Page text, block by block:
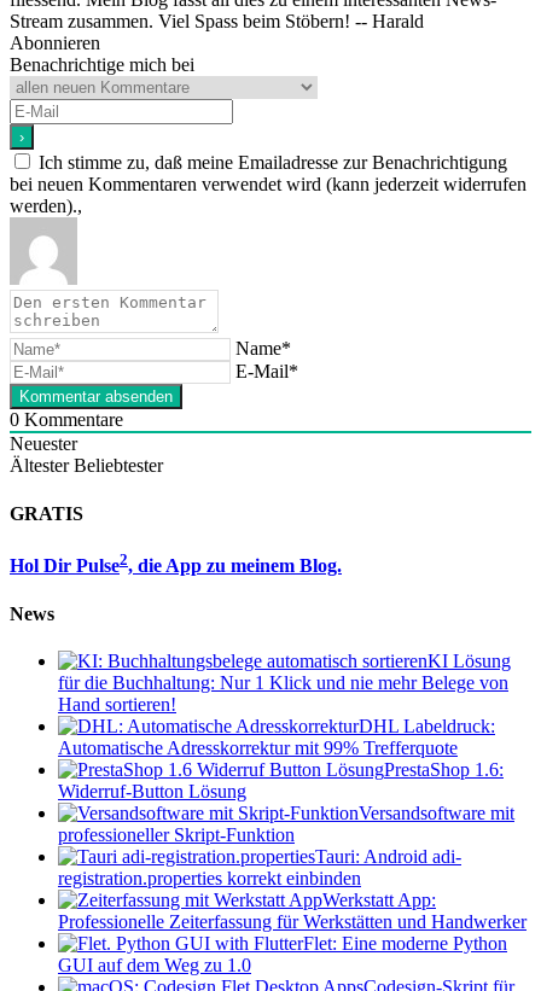
Stream zusammen. Viel Spass beim Stöbern! -- Harald
Abonnieren
Benachrichtige mich bei
Ich stimme zu, daß meine Emailadresse zur Benachrichtigung
bei neuen Kommentaren verwendet wird (kann jederzeit widerrufen
werden).,
Name*
E-Mail*
0 Kommentare
Neuester
Ältester Beliebtester
GRATIS
Hol Dir Pulse2, die App zu meinem Blog.
News
KI Lösung
für die Buchhaltung: Nur 1 Klick und nie mehr Belege von
Hand sortieren!
DHL Labeldruck:
Automatische Adresskorrektur mit 99% Trefferquote
PrestaShop 1.6:
Widerruf-Button Lösung
Versandsoftware mit
professioneller Skript-Funktion
Tauri: Android adi-
registration.properties korrekt einbinden
Werkstatt App:
Professionelle Zeiterfassung für Werkstätten und Handwerker
Flet: Eine moderne Python
GUI auf dem Weg zu 1.0
Codesign-Skript für